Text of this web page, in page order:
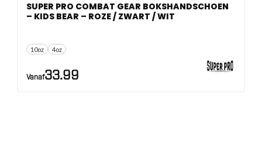
10oz 4oz
SUPER PRO COMBAT GEAR BOKSHANDSCHOEN
– KIDS BEAR – ROZE / ZWART / WIT
Vanaf33.99